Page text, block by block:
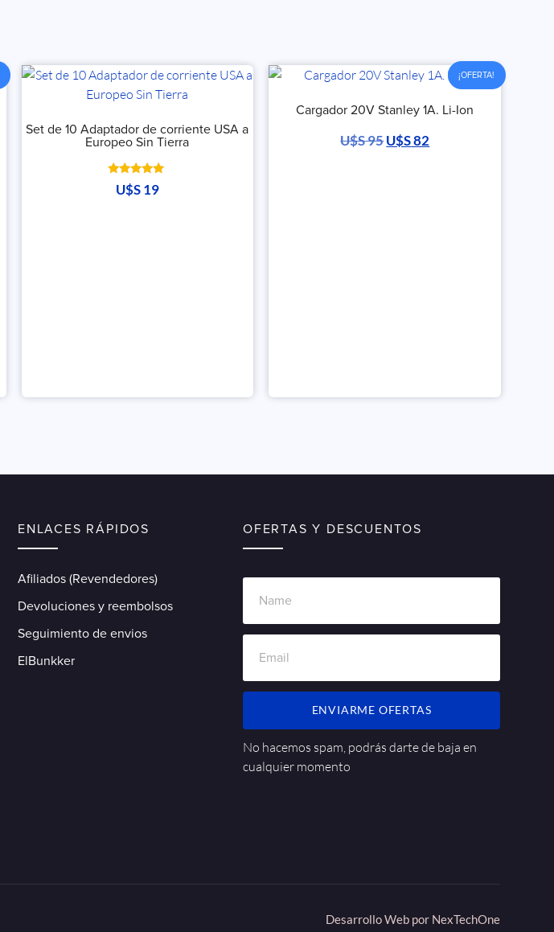
Set de 10 Adaptador de corriente USA a
Europeo Sin Tierra
Valorado
con
U$S19
¡OFERTA!
Cargador 20V Stanley 1A. Li-Ion
U$S95U$S82
ENLACES RÁPIDOS
Afiliados (Revendedores)
Devoluciones y reembolsos
Seguimiento de envios
ElBunkker
OFERTAS Y DESCUENTOS
ENVIARME OFERTAS
No hacemos spam, podrás darte de baja en
cualquier momento
Desarrollo Web por NexTechOne